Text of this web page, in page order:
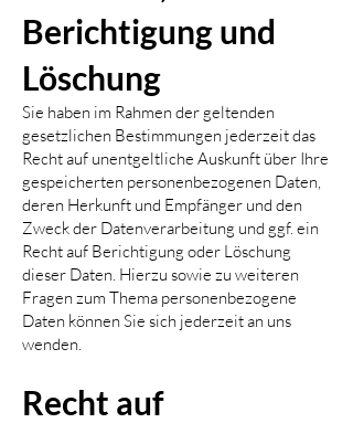
Berichtigung und
Löschung
Sie haben im Rahmen der geltenden
gesetzlichen Bestimmungen jederzeit das
Recht auf unentgeltliche Auskunft über Ihre
gespeicherten personenbezogenen Daten,
deren Herkunft und Empfänger und den
Zweck der Datenverarbeitung und ggf. ein
Recht auf Berichtigung oder Löschung
dieser Daten. Hierzu sowie zu weiteren
Fragen zum Thema personenbezogene
Daten können Sie sich jederzeit an uns
wenden.
Recht auf